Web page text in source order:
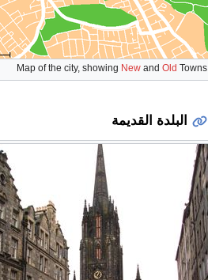
Map of the city, showing New and Old Towns
البلدة القديمة